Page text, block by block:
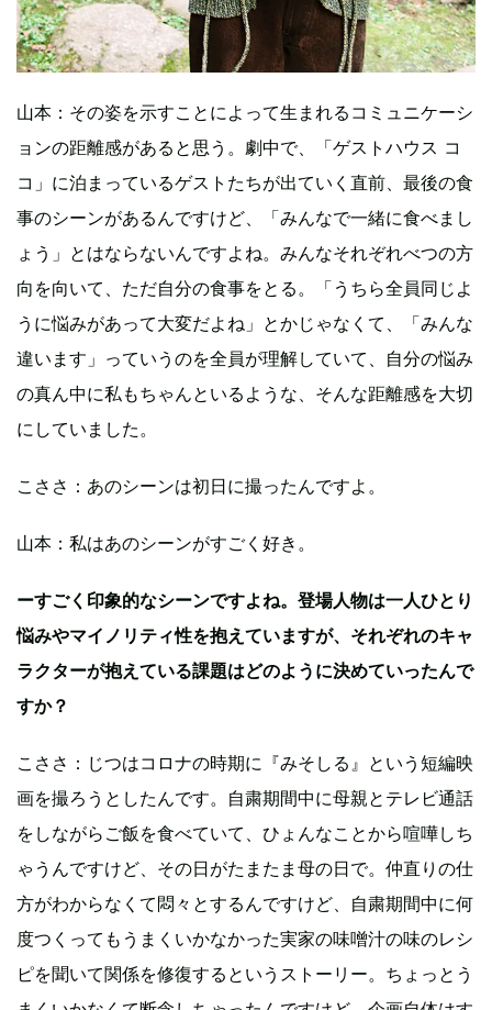
山本：その姿を示すことによって生まれるコミュニケーシ
ョンの距離感があると思う。劇中で、「ゲストハウス コ
コ」に泊まっているゲストたちが出ていく直前、最後の食
事のシーンがあるんですけど、「みんなで一緒に食べまし
ょう」とはならないんですよね。みんなそれぞれべつの方
向を向いて、ただ自分の食事をとる。「うちら全員同じよ
うに悩みがあって大変だよね」とかじゃなくて、「みんな
違います」っていうのを全員が理解していて、自分の悩み
の真ん中に私もちゃんといるような、そんな距離感を大切
にしていました。
こささ：あのシーンは初日に撮ったんですよ。
山本：私はあのシーンがすごく好き。
ーすごく印象的なシーンですよね。登場人物は一人ひとり
悩みやマイノリティ性を抱えていますが、それぞれのキャ
ラクターが抱えている課題はどのように決めていったんで
すか？
こささ：じつはコロナの時期に『みそしる』という短編映
画を撮ろうとしたんです。自粛期間中に母親とテレビ通話
をしながらご飯を食べていて、ひょんなことから喧嘩しち
ゃうんですけど、その日がたまたま母の日で。仲直りの仕
方がわからなくて悶々とするんですけど、自粛期間中に何
度つくってもうまくいかなかった実家の味噌汁の味のレシ
ピを聞いて関係を修復するというストーリー。ちょっとう